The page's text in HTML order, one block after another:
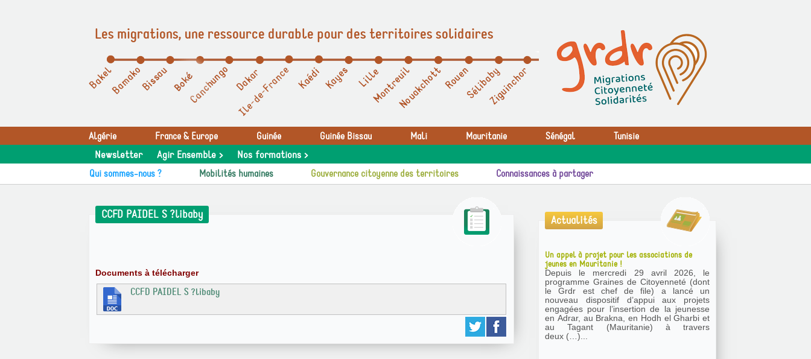
Les migrations, une ressource durable pour des territoires solidaires
Algérie France & Europe Guinée Guinée Bissau Mali Mauritanie Sénégal Tunisie
Newsletter Agir Ensemble > Nos formations >
Qui sommes-nous ? Mobilités humaines Gouvernance citoyenne des territoires Connaissances à partager
CCFD PAIDEL S ?libaby
Documents à télécharger
CCFD PAIDEL S ?libaby
Actualités
Un appel à projet pour les associations de
jeunes en Mauritanie !
Depuis le mercredi 29 avril 2026, le
programme Graines de Citoyenneté (dont
le Grdr est chef de file) a lancé un
nouveau dispositif d’appui aux projets
engagées pour l’insertion de la jeunesse
en Adrar, au Brakna, en Hodh el Gharbi et
au Tagant (Mauritanie) à travers
deux (…)...